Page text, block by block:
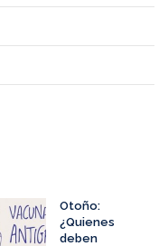
Otoño:
¿Quienes
deben